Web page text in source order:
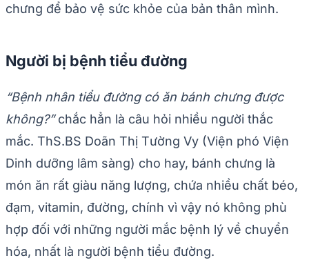
chưng để bảo vệ sức khỏe của bản thân mình.
Người bị bệnh tiểu đường
“Bệnh nhân tiểu đường có ăn bánh chưng được
không?”chắc hẳn là câu hỏi nhiều người thắc
mắc. ThS.BS Doãn Thị Tường Vy (Viện phó Viện
Dinh dưỡng lâm sàng) cho hay, bánh chưng là
món ăn rất giàu năng lượng, chứa nhiều chất béo,
đạm, vitamin, đường, chính vì vậy nó không phù
hợp đối với những người mắc bệnh lý về chuyển
hóa, nhất là người bệnh tiểu đường.